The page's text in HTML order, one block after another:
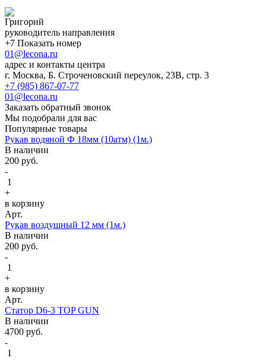
Григорий
руководитель направления
+7 Показать номер
01@lecona.ru
адрес и контакты центра
г. Москва, Б. Строченовский переулок, 23В, стр. 3
+7 (985) 867-07-77
01@lecona.ru
Заказать обратный звонок
Мы подобрали для вас
Популярные товары
Рукав водяной Ф 18мм (10атм) (1м.)
В наличии
200 руб.
-
1
+
в корзину
Арт.
Рукав воздушный 12 мм (1м.)
В наличии
200 руб.
-
1
+
в корзину
Арт.
Статор D6-3 TOP GUN
В наличии
4700 руб.
-
1